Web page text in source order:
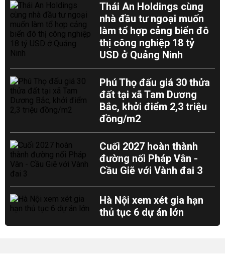
Thái An Holdings cùng
nhà đầu tư ngoại muốn
làm tổ hợp cảng biển đô
thị công nghiệp 18 tỷ
USD ở Quảng Ninh
Phú Thọ đấu giá 30 thửa
đất tại xã Tam Dương
Bắc, khởi điểm 2,3 triệu
đồng/m2
Cuối 2027 hoàn thành
đường nối Pháp Vân -
Cầu Giẽ với Vành đai 3
Hà Nội xem xét gia hạn
thủ tục 6 dự án lớn